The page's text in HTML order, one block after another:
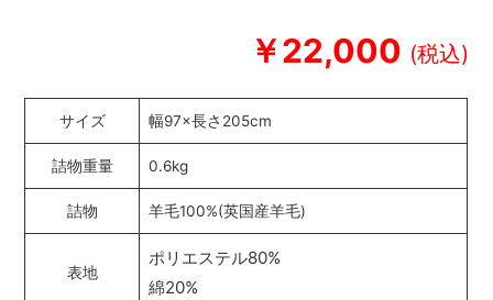
￥22,000
サイズ 幅97×長さ205cm
詰物重量 0.6kg
詰物 羊毛100%(英国産羊毛)
表地
ポリエステル80%
綿20%